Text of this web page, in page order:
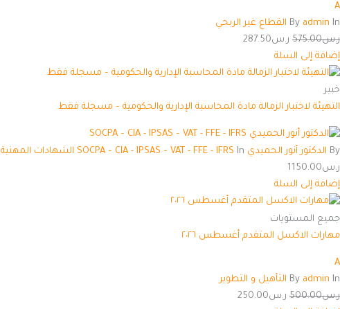
A
By admin In
القطاع غير الربحي
ر.س575.00 ر.س287.50
إضافة إلى السلة
خبير
التهيئة لاختبار الزمالة مادة المحاسبة الإدارية والحكومية – مسجلة فقط
By الدكتور أنور الحميدي SOCPA – CIA - IPSAS – VAT - FFE - IFRS In
الشهادات المهنية
ر.س1150.00
إضافة إلى السلة
جميع المستويات
مهارات الاكسل المتقدم أغسطس ٢٠٢٦
A
By admin In
التأهيل و التطوير
ر.س500.00 ر.س250.00